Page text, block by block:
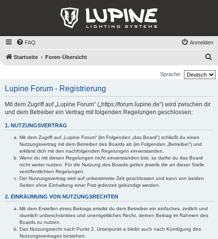
FAQ Anmelden
Startseite Foren-Übersicht
c
Sprache:
Lupine Forum - Registrierung
Mit dem Zugriff auf „Lupine Forum“ („https://forum.lupine.de“) wird zwischen dir
und dem Betreiber ein Vertrag mit folgenden Regelungen geschlossen:
1. NUTZUNGSVERTRAG
Mit dem Zugriff auf „Lupine Forum“ (im Folgenden „das Board“) schließt du einen
Nutzungsvertrag mit dem Betreiber des Boards ab (im Folgenden „Betreiber“) und
erklärst dich mit den nachfolgenden Regelungen einverstanden.
Wenn du mit diesen Regelungen nicht einverstanden bist, so darfst du das Board
nicht weiter nutzen. Für die Nutzung des Boards gelten jeweils die an dieser Stelle
veröffentlichten Regelungen.
Der Nutzungsvertrag wird auf unbestimmte Zeit geschlossen und kann von beiden
Seiten ohne Einhaltung einer Frist jederzeit gekündigt werden.
2. EINRÄUMUNG VON NUTZUNGSRECHTEN
Mit dem Erstellen eines Beitrags erteilst du dem Betreiber ein einfaches, zeitlich und
räumlich unbeschränktes und unentgeltliches Recht, deinen Beitrag im Rahmen des
Boards zu nutzen.
Das Nutzungsrecht nach Punkt 2, Unterpunkt a bleibt auch nach Kündigung des
Nutzungsvertrages bestehen.